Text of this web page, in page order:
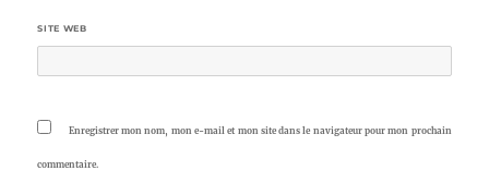
SITE WEB
Enregistrer mon nom, mon e-mail et mon site dans le navigateur pour mon prochain
commentaire.